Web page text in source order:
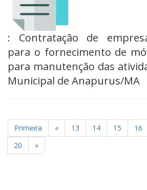
: Contratação de
para o fornecimento de
para manutenção das
Municipal de Anapurus/MA
Primeira « 13 14 15 16
20
»